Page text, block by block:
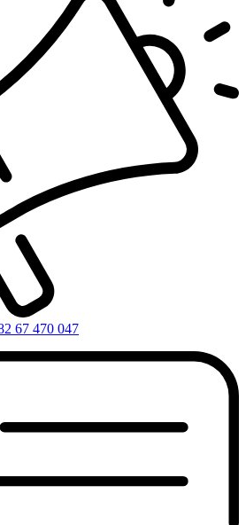
67 470 047